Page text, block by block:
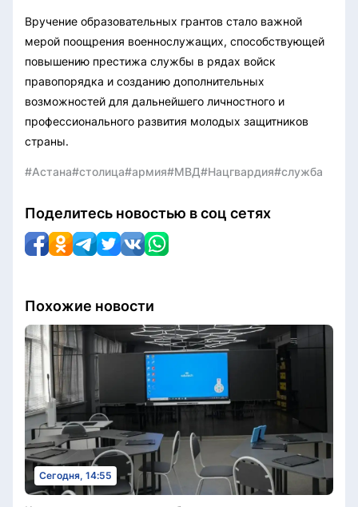
Вручение образовательных грантов стало важной
мерой поощрения военнослужащих, способствующей
повышению престижа службы в рядах войск
правопорядка и созданию дополнительных
возможностей для дальнейшего личностного и
профессионального развития молодых защитников
страны.
#Астана#столица#армия#МВД#Нацгвардия#служба
Поделитесь новостью в соц сетях
Похожие новости
Сегодня, 14:55